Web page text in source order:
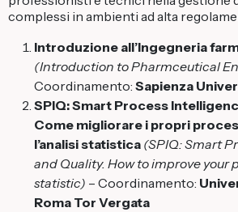
complessi in ambienti ad alta
Introduzione all’Ingegneria
(Introduction to Pharmceutical
Coordinamento: Sapienza
SPIQ: Smart Process
Come migliorare i propri
l’analisi statistica (SPIQ: Smart
and Quality. How to improve your
statistic) – Coordinamento:
Roma Tor Vergata